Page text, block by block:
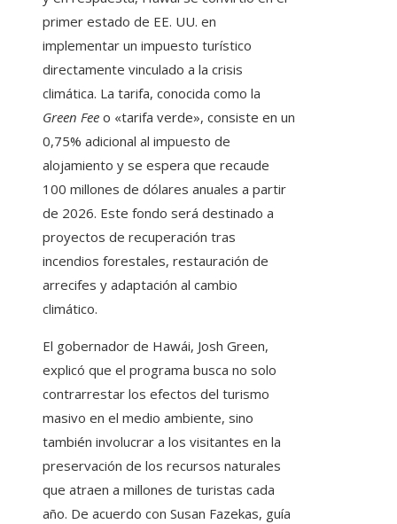
primer estado de EE. UU. en
implementar un impuesto turístico
directamente vinculado a la crisis
climática. La tarifa, conocida como la
Green Fee o «tarifa verde», consiste en un
0,75% adicional al impuesto de
alojamiento y se espera que recaude
100 millones de dólares anuales a partir
de 2026. Este fondo será destinado a
proyectos de recuperación tras
incendios forestales, restauración de
arrecifes y adaptación al cambio
climático.
El gobernador de Hawái, Josh Green,
explicó que el programa busca no solo
contrarrestar los efectos del turismo
masivo en el medio ambiente, sino
también involucrar a los visitantes en la
preservación de los recursos naturales
que atraen a millones de turistas cada
año. De acuerdo con Susan Fazekas, guía